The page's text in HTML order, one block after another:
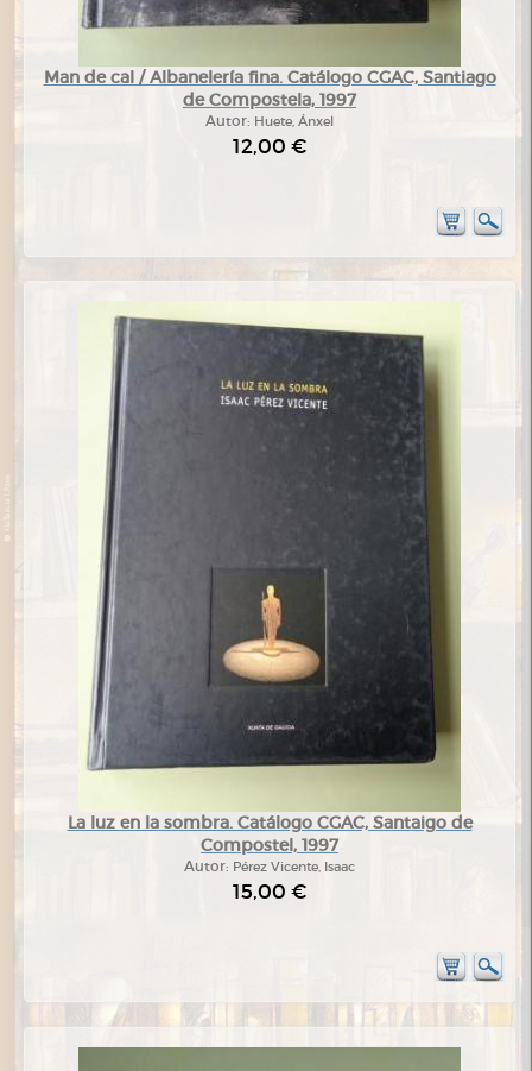
Man de cal / Albanelería fina. Catálogo CGAC, Santiago
de Compostela, 1997
Autor: Huete, Ánxel
12,00 €
La luz en la sombra. Catálogo CGAC, Santaigo de
Compostel, 1997
Autor: Pérez Vicente, Isaac
15,00 €